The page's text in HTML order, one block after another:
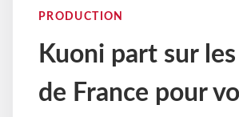
PRODUCTION
Kuoni part sur
de France pour